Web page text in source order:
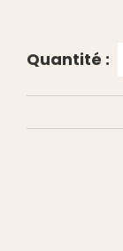
Quantité :